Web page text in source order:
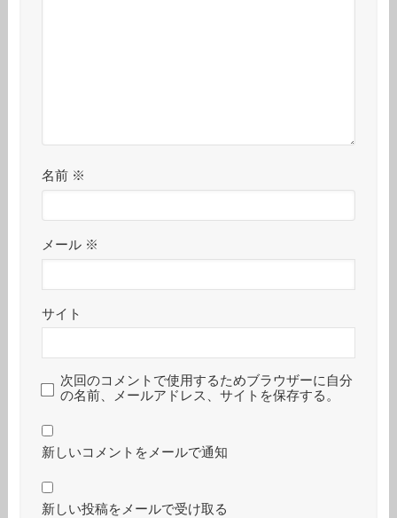
名前 ※
メール ※
サイト
次回のコメントで使用するためブラウザーに自分
の名前、メールアドレス、サイトを保存する。
新しいコメントをメールで通知
新しい投稿をメールで受け取る